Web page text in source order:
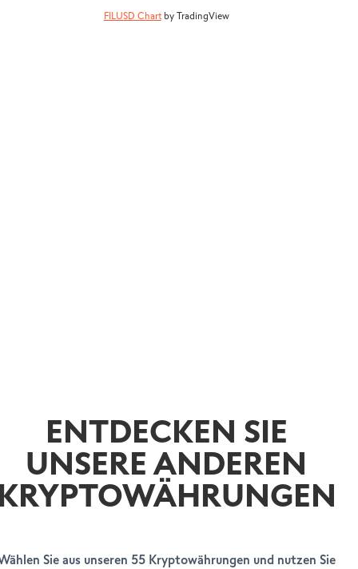
FILUSD Chartby TradingView
ENTDECKEN SIE
UNSERE ANDEREN
Sie aus unseren 55 Kryptowährungen und nutzen Sie